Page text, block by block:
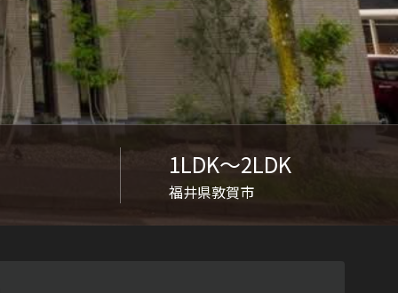
ス付き・シニア向け
1LDK〜2LDK
福井県敦賀市